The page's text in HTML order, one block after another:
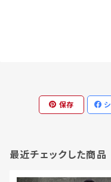
保存
最近チェックした商品